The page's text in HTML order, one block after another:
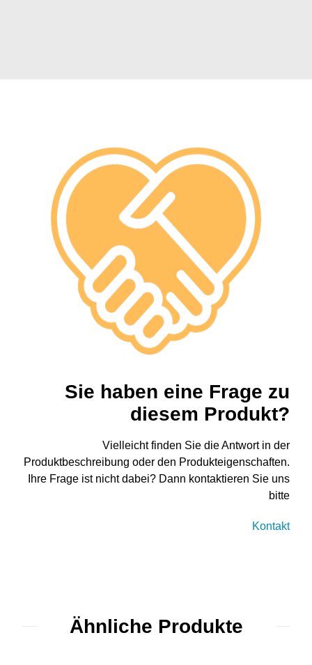
Sie haben eine Frage zu
diesem Produkt?
Vielleicht finden Sie die Antwort in der
Produktbeschreibung oder den Produkteigenschaften.
Ihre Frage ist nicht dabei? Dann kontaktieren Sie uns
bitte
Kontakt
Ähnliche Produkte